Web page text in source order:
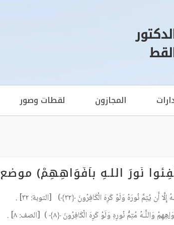
المجازون لقطات وصور
نُورَ اللَّـهِ بِأَفْوَاهِهِمْ) موضع
أَن يُتِمَّ نُورَهُ وَلَوْ كَرِهَ الْكَافِرُونَ ﴿٣٢﴾) [التوبة: ٣٢] .
وَاللَّـهُ مُتِمُّ نُورِهِ وَلَوْ كَرِهَ الْكَافِرُونَ ﴿٨﴾ ) [الصف: ٨] .